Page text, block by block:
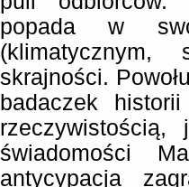
popada w
(klimatycznym,
skrajności.
badaczek
świadomości
antycypacja